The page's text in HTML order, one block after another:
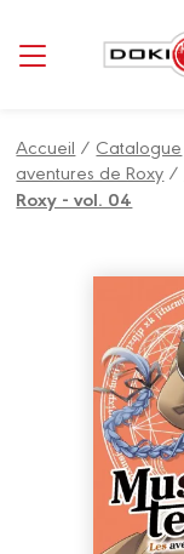
Accueil / Catalogue
aventures de Roxy /
Roxy - vol. 04